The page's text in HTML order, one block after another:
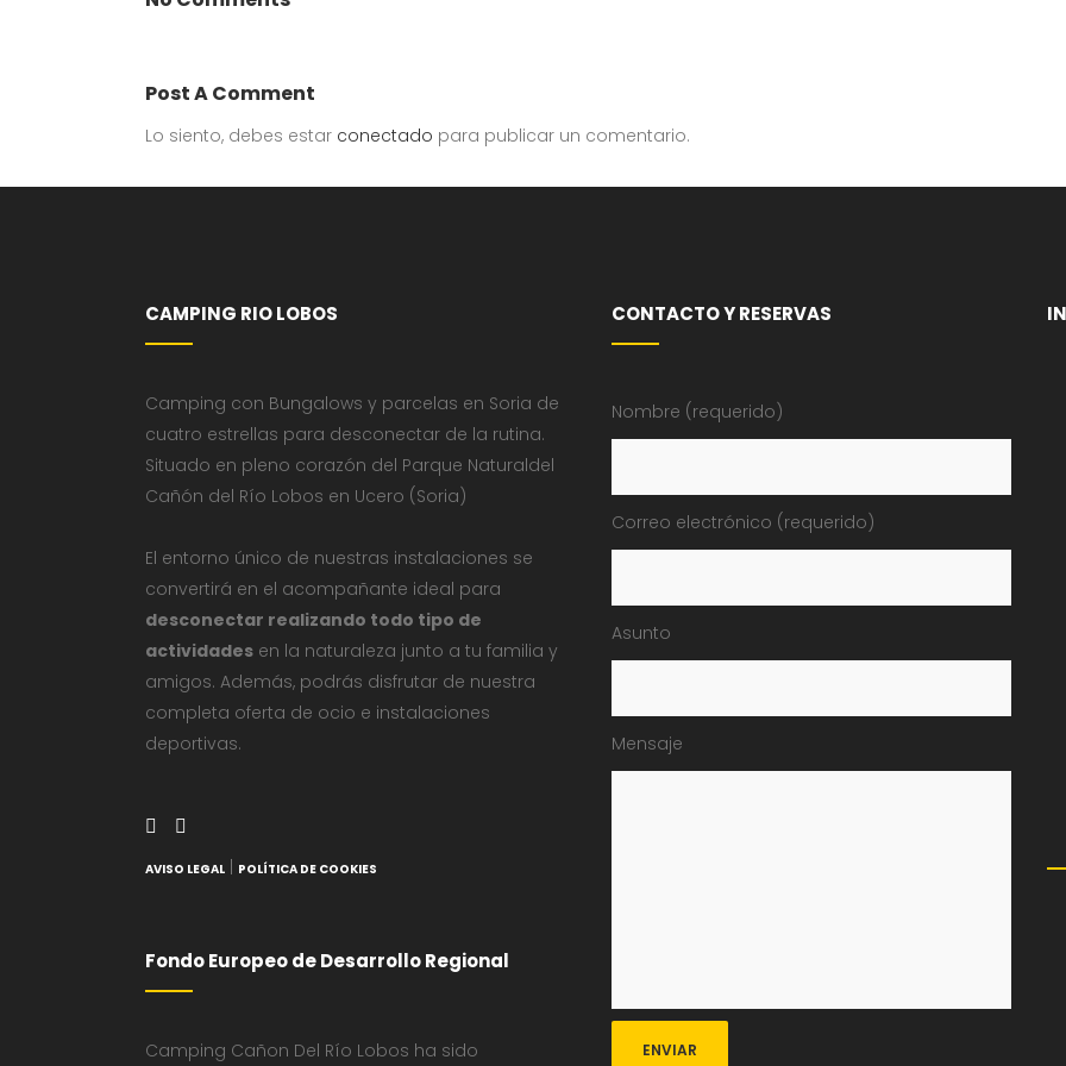
Post A Comment
Lo siento, debes estar conectado para publicar un comentario.
CAMPING RIO LOBOS
Camping con Bungalows y parcelas en Soria de
cuatro estrellas para desconectar de la rutina.
Situado en pleno corazón del Parque Naturaldel
Cañón del Río Lobos en Ucero (Soria)
El entorno único de nuestras instalaciones se
convertirá en el acompañante ideal para
desconectar realizando todo tipo de
actividades en la naturaleza junto a tu familia y
amigos. Además, podrás disfrutar de nuestra
completa oferta de ocio e instalaciones
deportivas.
AVISO LEGAL POLÍTICA DE COOKIES
Fondo Europeo de Desarrollo Regional
Camping Cañon Del Río Lobos ha sido
CONTACTO Y RESERVAS
Nombre (requerido)
Correo electrónico (requerido)
Asunto
Mensaje